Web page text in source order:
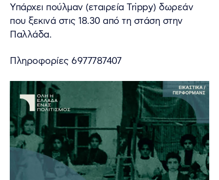
Υπάρχει πούλμαν (εταιρεία Trippy) δωρεάν
που ξεκινά στις 18.30 από τη στάση στην
Παλλάδα.
Πληροφορίες 6977787407